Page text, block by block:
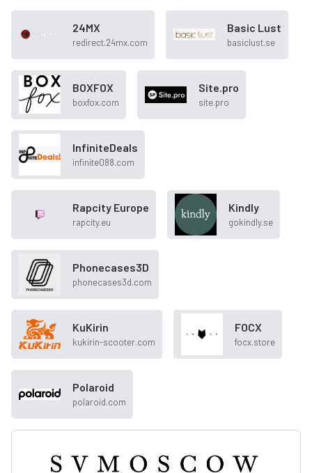
24MX
redirect.24mx.com
Basic Lust
basiclust.se
BOXFOX
boxfox.com
Site.pro
site.pro
InfiniteDeals
infinite088.com
Rapcity Europe
rapcity.eu
Kindly
gokindly.se
Phonecases3D
phonecases3d.com
KuKirin
kukirin-scooter.com
FOCX
focx.store
Polaroid
polaroid.com